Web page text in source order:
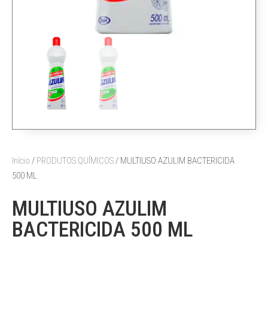
Início / PRODUTOS QUÍMICOS/ MULTIUSO AZULIM BACTERICIDA
500 ML
MULTIUSO AZULIM
BACTERICIDA 500 ML